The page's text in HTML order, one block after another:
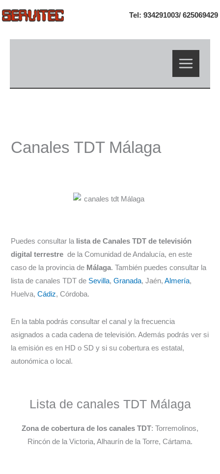
al
Tel: 934291003/ 625069429
Canales TDT Málaga
Puedes consultar la lista de Canales TDT de televisión
digital terrestre de la Comunidad de Andalucía, en este
caso de la provincia de Málaga. También puedes consultar la
lista de canales TDT de Sevilla,Granada, Jaén,Almería,
Huelva,Cádiz, Córdoba.
En la tabla podrás consultar el canal y la frecuencia
asignados a cada cadena de televisión. Además podrás ver si
la emisión es en HD o SD y si su cobertura es estatal,
autonómica o local.
Lista de canales TDT Málaga
Zona de cobertura de los canales TDT: Torremolinos,
Rincón de la Victoria, Alhaurín de la Torre, Cártama.